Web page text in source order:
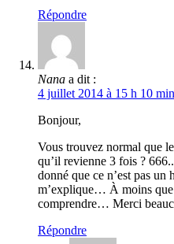
Répondre
Nana a dit :
4 juillet 2014 à 15 h 10 min
Bonjour,
Vous trouvez normal que
qu’il revienne 3 fois ?
donné que ce n’est pas un
m’explique… À moins que
comprendre… Merci
Répondre